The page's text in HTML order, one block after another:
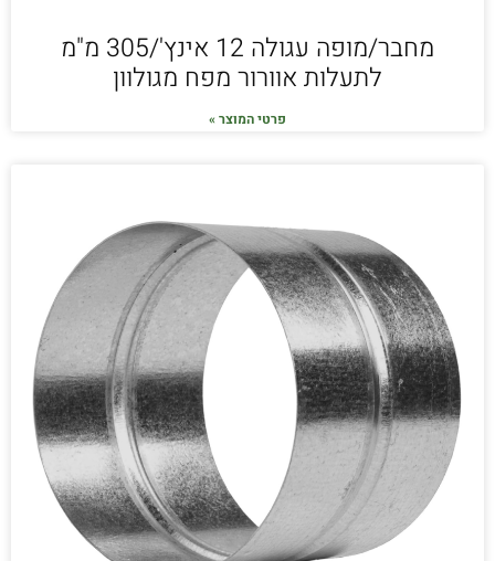
מחבר/מופה עגולה 12 אינץ'/305 מ"מ
לתעלות אוורור מפח מגולוון
פרטי המוצר »